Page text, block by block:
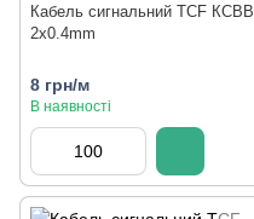
Кабель сигнальний TCF КСВВ
2x0.4mm
8 грн/м
В наявності